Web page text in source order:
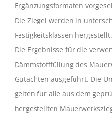
Ergänzungsformaten
Die Ziegel werden in
Festigkeitsklassen hergestellt.
Die Ergebnisse für die
Dämmstofffüllung des
Gutachten ausgeführt. Die
gelten für alle aus dem
hergestellten